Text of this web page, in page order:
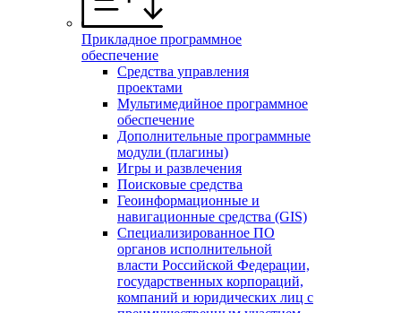
Прикладное программное
обеспечение
Средства управления
проектами
Мультимедийное программное
обеспечение
Дополнительные программные
модули (плагины)
Игры и развлечения
Поисковые средства
Геоинформационные и
навигационные средства (GIS)
Специализированное ПО
органов исполнительной
власти Российской Федерации,
государственных корпораций,
компаний и юридических лиц с